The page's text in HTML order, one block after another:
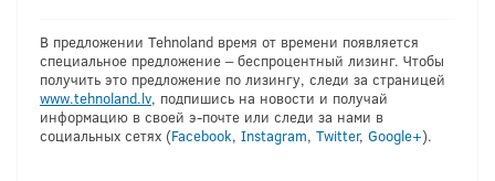
В предложении Tehnoland время от времени появляется
специальное предложение – беспроцентный лизинг. Чтобы
получить это предложение по лизингу, следи за страницей
www.tehnoland.lv, подпишись на новости и получай
информацию в своей э-почте или следи за нами в
социальных сетях (Facebook, Instagram, Twitter, Google+).